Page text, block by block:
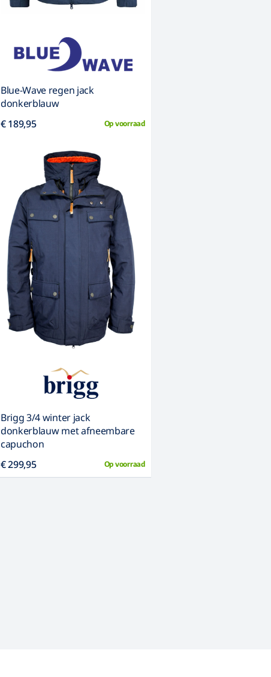
Blue-Wave regen jack
donkerblauw
€ 189,95
Op voorraad
Brigg 3/4 winter jack
donkerblauw met afneembare
capuchon
€ 299,95
Op voorraad